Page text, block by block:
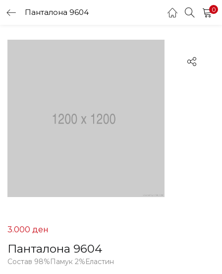
Панталона 9604 0
Панталона 9604
3.000 ден
Состав 98%Памук 2%Еластин
LOGIN
Remember me